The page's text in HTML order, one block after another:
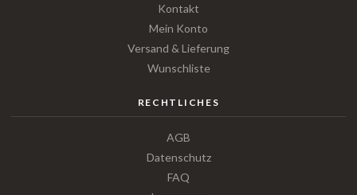
Kontakt
Mein Konto
Versand & Lieferung
Wunschliste
RECHTLICHES
AGB
Datenschutz
FAQ